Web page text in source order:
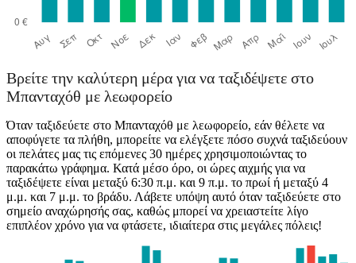
Βρείτε την καλύτερη μέρα για να ταξιδέψετε στο
Μπανταχόθ με λεωφορείο
Όταν ταξιδεύετε στο Μπανταχόθ με λεωφορείο, εάν θέλετε να
αποφύγετε τα πλήθη, μπορείτε να ελέγξετε πόσο συχνά ταξιδεύουν
οι πελάτες μας τις επόμενες 30 ημέρες χρησιμοποιώντας το
παρακάτω γράφημα. Κατά μέσο όρο, οι ώρες αιχμής για να
ταξιδέψετε είναι μεταξύ 6:30 π.μ. και 9 π.μ. το πρωί ή μεταξύ 4
μ.μ. και 7 μ.μ. το βράδυ. Λάβετε υπόψη αυτό όταν ταξιδεύετε στο
σημείο αναχώρησής σας, καθώς μπορεί να χρειαστείτε λίγο
επιπλέον χρόνο για να φτάσετε, ιδιαίτερα στις μεγάλες πόλεις!